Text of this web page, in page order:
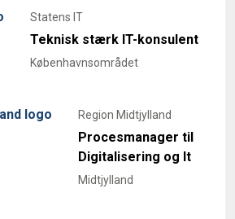
Statens IT
Teknisk stærk IT-konsulent
Københavnsområdet
Region Midtjylland
Procesmanager til
Digitalisering og It
Midtjylland